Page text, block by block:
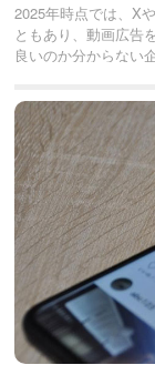
2025年時点では、X
ともあり、動画広告
良いのか分からない